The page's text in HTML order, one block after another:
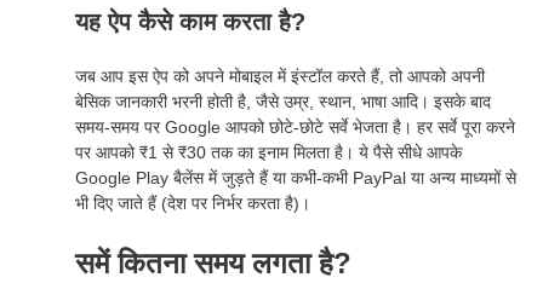
यह ऐप कैसे काम करता है?
जब आप इस ऐप को अपने मोबाइल में इंस्टॉल करते हैं, तो आपको अपनी
बेसिक जानकारी भरनी होती है, जैसे उम्र, स्थान, भाषा आदि। इसके बाद
समय-समय पर Google आपको छोटे-छोटे सर्वे भेजता है। हर सर्वे पूरा करने
पर आपको ₹1 से ₹30 तक का इनाम मिलता है। ये पैसे सीधे आपके
Google Play बैलेंस में जुड़ते हैं या कभी-कभी PayPal या अन्य माध्यमों से
भी दिए जाते हैं (देश पर निर्भर करता है)।
समें कितना समय लगता है?